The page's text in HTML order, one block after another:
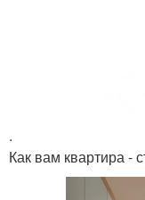
.
Как вам квартира -